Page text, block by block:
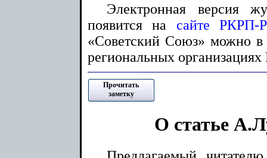
Электронная версия
появится на сайте
«Советский Союз» можно
региональных
Прочитать
заметку
О статье